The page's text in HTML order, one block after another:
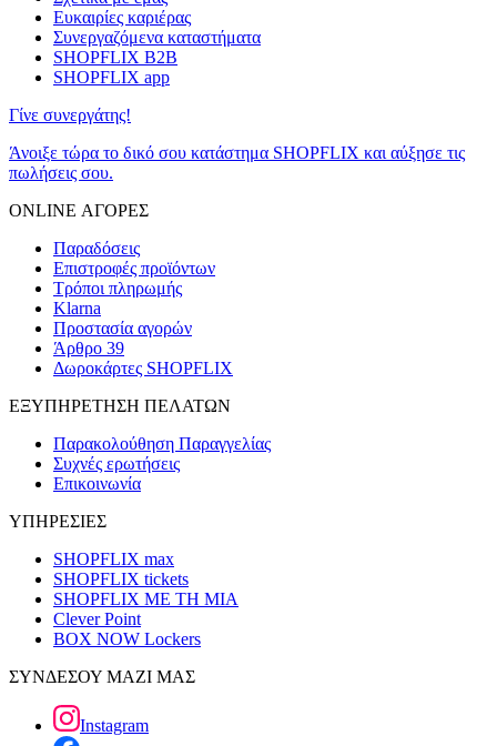
Ευκαιρίες καριέρας
Συνεργαζόμενα καταστήματα
SHOPFLIX B2B
SHOPFLIX app
Γίνε συνεργάτης!
Άνοιξε τώρα το δικό σου κατάστημα SHOPFLIX και αύξησε τις
πωλήσεις σου.
ONLINE ΑΓΟΡΕΣ
Παραδόσεις
Επιστροφές προϊόντων
Τρόποι πληρωμής
Klarna
Προστασία αγορών
Άρθρο 39
Δωροκάρτες SHOPFLIX
ΕΞΥΠΗΡΕΤΗΣΗ ΠΕΛΑΤΩΝ
Παρακολούθηση Παραγγελίας
Συχνές ερωτήσεις
Επικοινωνία
ΥΠΗΡΕΣΙΕΣ
SHOPFLIX max
SHOPFLIX tickets
SHOPFLIX ΜΕ ΤΗ ΜΙΑ
Clever Point
BOX NOW Lockers
ΣΥΝΔΕΣΟΥ ΜΑΖΙ ΜΑΣ
Instagram